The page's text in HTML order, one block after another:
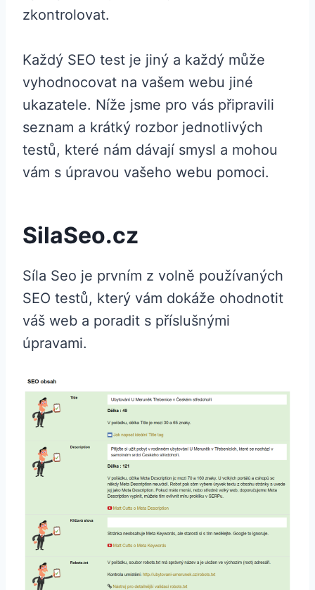
zkontrolovat.
Každý SEO test je jiný a každý může
vyhodnocovat na vašem webu jiné
ukazatele. Níže jsme pro vás připravili
seznam a krátký rozbor jednotlivých
testů, které nám dávají smysl a mohou
vám s úpravou vašeho webu pomoci.
SilaSeo.cz
Síla Seo je prvním z volně používaných
SEO testů, který vám dokáže ohodnotit
váš web a poradit s příslušnými
úpravami.